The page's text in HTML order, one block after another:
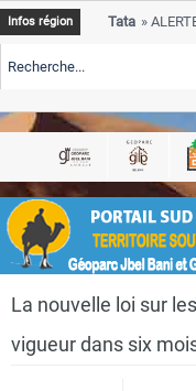
Close
Infos région
Tata
ALERTE
Tata
ALERTE
ALERTE
depasse 75 %
La nouvelle loi sur
vigueur dans six